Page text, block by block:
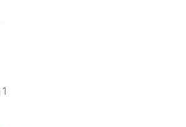
1